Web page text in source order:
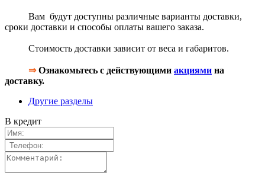
Вам будут доступны различные варианты доставки,
сроки доставки и способы оплаты вашего заказа.
Стоимость доставки зависит от веса и габаритов.
⇒Ознакомьтесь с действующими акциями на
доставку.
Другие разделы
В кредит